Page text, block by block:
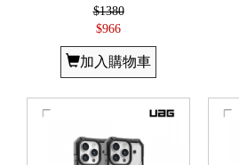
$1380
$966
加入購物車